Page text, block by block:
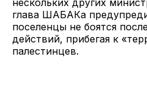
глава ШАБАКа
поселенцы не боятся
действий, прибегая к
палестинцев.